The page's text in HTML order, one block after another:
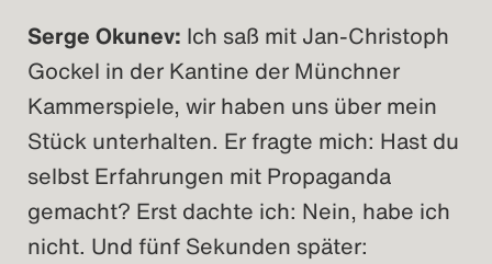
Serge Okunev: Ich saß mit Jan-Christoph
Gockel in der Kantine der Münchner
Kammerspiele, wir haben uns über mein
Stück unterhalten. Er fragte mich: Hast du
selbst Erfahrungen mit Propaganda
gemacht? Erst dachte ich: Nein, habe ich
nicht. Und fünf Sekunden später: